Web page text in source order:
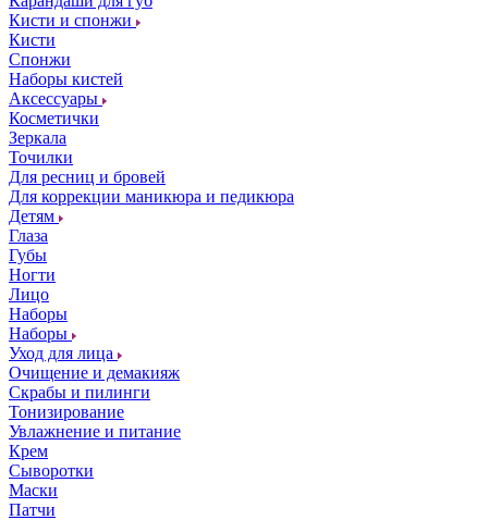
Кисти и спонжи
Кисти
Спонжи
Наборы кистей
Аксессуары
Косметички
Зеркала
Точилки
Для ресниц и бровей
Для коррекции маникюра и педикюра
Детям
Глаза
Губы
Ногти
Лицо
Наборы
Наборы
Уход для лица
Очищение и демакияж
Скрабы и пилинги
Тонизирование
Увлажнение и питание
Крем
Сыворотки
Маски
Патчи